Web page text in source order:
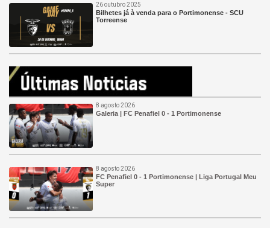
26 outubro 2025
Bilhetes já à venda para o Portimonense - SCU
Torreense
8 agosto 2026
Galeria | FC Penafiel 0 - 1 Portimonense
8 agosto 2026
FC Penafiel 0 - 1 Portimonense | Liga Portugal Meu
Super